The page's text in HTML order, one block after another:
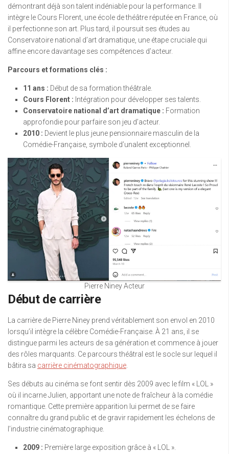
démontrant déjà son talent indéniable pour la performance. Il
intègre le Cours Florent, une école de théâtre réputée en France, où
il perfectionne son art. Plus tard, il poursuit ses études au
Conservatoire national d’art dramatique, une étape cruciale qui
affine encore davantage ses compétences d’acteur.
Parcours et formations clés :
11 ans : Début de sa formation théâtrale.
Cours Florent : Intégration pour développer ses talents.
Conservatoire national d’art dramatique : Formation
approfondie pour parfaire son jeu d’acteur.
2010 : Devient le plus jeune pensionnaire masculin de la
Comédie-Française, symbole d’unalent exceptionnel.
Pierre Niney Acteur
Début de carrière
La carrière de Pierre Niney prend véritablement son envol en 2010
lorsqu’il intègre la célèbre Comédie-Française. À 21 ans, il se
distingue parmi les acteurs de sa génération et commence à jouer
des rôles marquants. Ce parcours théâtral est le socle sur lequel il
bâtira sa carrière cinématographique.
Ses débuts au cinéma se font sentir dès 2009 avec le film « LOL »
où il incarne Julien, apportant une note de fraîcheur à la comédie
romantique. Cette première apparition lui permet de se faire
connaître du grand public et de gravir rapidement les échelons de
l’industrie cinématographique.
2009 : Première large exposition grâce à « LOL ».